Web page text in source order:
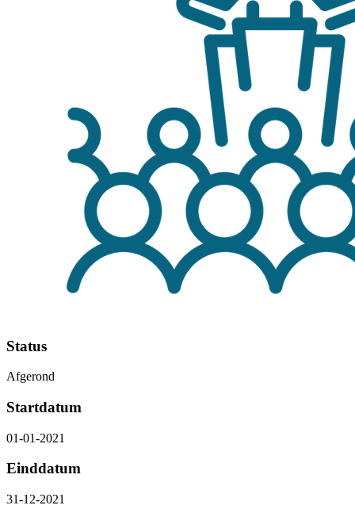
Status
Afgerond
Startdatum
01-01-2021
Einddatum
31-12-2021